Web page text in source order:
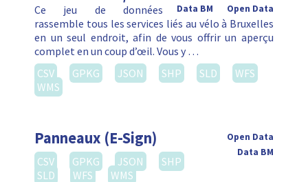
Open Data
Data BM
Ce jeu de données
rassemble tous les services liés au vélo à Bruxelles
en un seul endroit, afin de vous offrir un aperçu
complet en un coup d’œil. Vous y …
CSV
GPKG JSON SHP SLD
WFS
WMS
Panneaux (E-Sign)
Open Data
Data BM
CSV GPKG JSON
SHP
SLD
WFS WMS